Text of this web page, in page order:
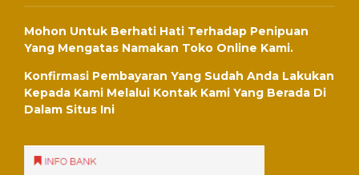
Mohon Untuk Berhati Hati Terhadap Penipuan
Yang Mengatas Namakan Toko Online Kami.
Konfirmasi Pembayaran Yang Sudah Anda Lakukan
Kepada Kami Melalui Kontak Kami Yang Berada Di
Dalam Situs Ini